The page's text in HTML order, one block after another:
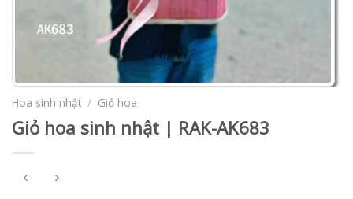
Hoa sinh nhật / Giỏ hoa
Giỏ hoa sinh nhật | RAK-AK683